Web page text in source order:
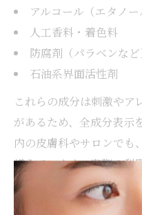
アルコール（エタノー
人工香料・着色料
防腐剤（パラベンなど
石油系界面活性剤
これらの成分は刺激やア
があるため、全成分表示
内の皮膚科やサロンでも
増えています。実際の利
から購入したことでトラ
分を避けることで安心し